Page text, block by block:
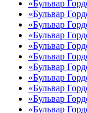
«Бульвар
«Бульвар
«Бульвар
«Бульвар
«Бульвар
«Бульвар
«Бульвар
«Бульвар
«Бульвар
«Бульвар
«Бульвар